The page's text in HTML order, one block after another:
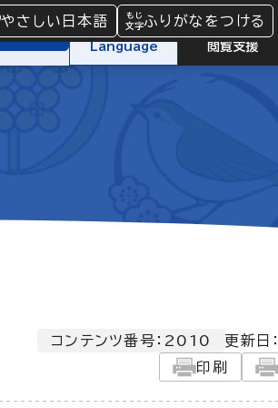
やさしい日本語 ふりがなをつける
検索
Language 閲覧支援
コンテンツ番号：2010 更新日：
印刷